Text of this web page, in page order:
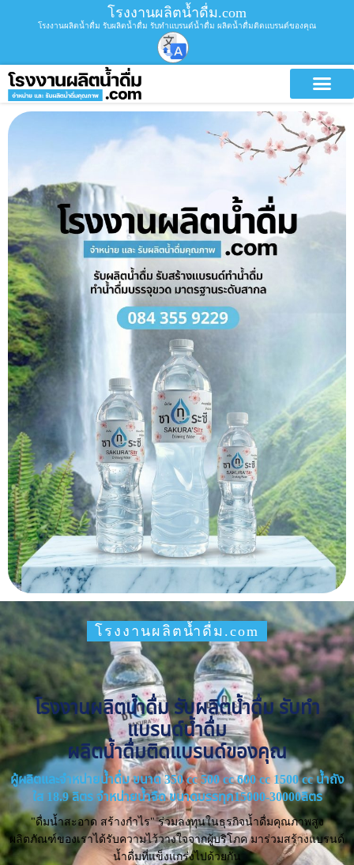
โรงงานผลิตน้ำดื่ม.com
โรงงานผลิตน้ำดื่ม รับผลิตน้ำดื่ม รับทำแบรนด์น้ำดื่ม ผลิตน้ำดื่มติดแบรนด์ของคุณ
โรงงานผลิตน้ำดื่ม.com
โรงงานผลิตน้ำดื่ม รับผลิตน้ำดื่ม รับทำ
แบรนด์น้ำดื่ม
ผลิตน้ำดื่มติดแบรนด์ของคุณ
ผู้ผลิตและจำหน่ายน้ำดื่ม ขนาด 350 cc 500 cc 600 cc 1500 cc น้ำถัง
ใส 18.9 ลิตร จำหน่ายน้ำจืด ขนาดบรรทุก15000-30000ลิตร
"ดื่มน้ำสะอาด สร้างกำไร" ร่วมลงทุนในธุรกิจน้ำดื่มคุณภาพสูง
ผลิตภัณฑ์ของเราได้รับความไว้วางใจจากผู้บริโภค มาร่วมสร้างแบรนด์
น้ำดื่มที่แข็งแกร่งไปด้วยกัน